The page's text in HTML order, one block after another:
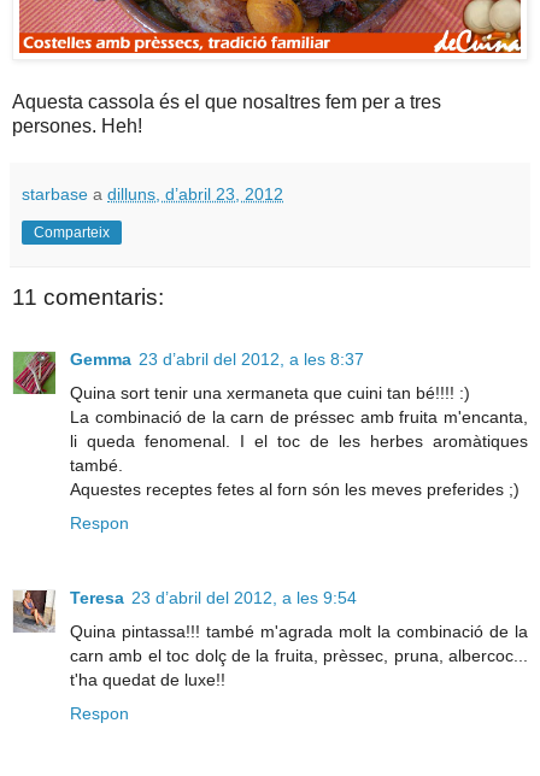
Aquesta cassola és el que nosaltres fem per a tres
persones. Heh!
starbase a dilluns, d’abril 23, 2012
Comparteix
11 comentaris:
Gemma 23 d’abril del 2012, a les 8:37
Quina sort tenir una xermaneta que cuini tan bé!!!! :)
La combinació de la carn de préssec amb fruita m'encanta,
li queda fenomenal. I el toc de les herbes aromàtiques
també.
Aquestes receptes fetes al forn són les meves preferides ;)
Respon
Teresa 23 d’abril del 2012, a les 9:54
Quina pintassa!!! també m'agrada molt la combinació de la
carn amb el toc dolç de la fruita, prèssec, pruna, albercoc...
t'ha quedat de luxe!!
Respon